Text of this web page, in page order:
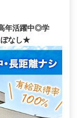
年活躍中◎学
ぼなし★